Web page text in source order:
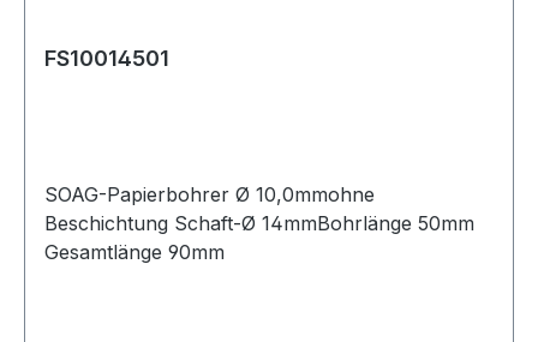
FS10014501
SOAG-Papierbohrer Ø 10,0mmohne
Beschichtung Schaft-Ø 14mmBohrlänge 50mm
Gesamtlänge 90mm